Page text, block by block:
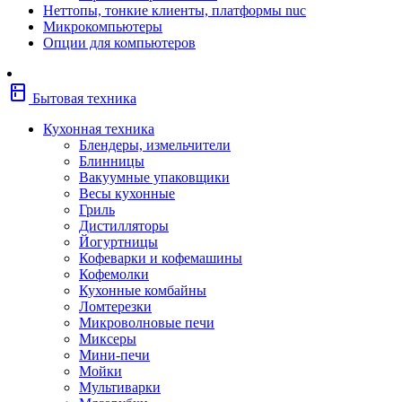
Фены
Щипцы
Электробритвы
Сушильные машины
Морозильные камеры
Плиты
Посудомоечные машины
Водонагреватели
Бойлеры
Встраиваемая техника
комбинированные
Духовые шкафы газовые
Неттопы, тонкие клиенты, платформы nuc
Микрокомпьютеры
Опции для компьютеров
kitchen Бытовая техника
Кухонная техника
Блендеры, измельчители
Блинницы
Вакуумные упаковщики
Весы кухонные
Гриль
Дистилляторы
Йогуртницы
Кофеварки и кофемашины
Кофемолки
Кухонные комбайны
Ломтерезки
Микроволновые печи
Миксеры
Мини-печи
Мойки
Мультиварки